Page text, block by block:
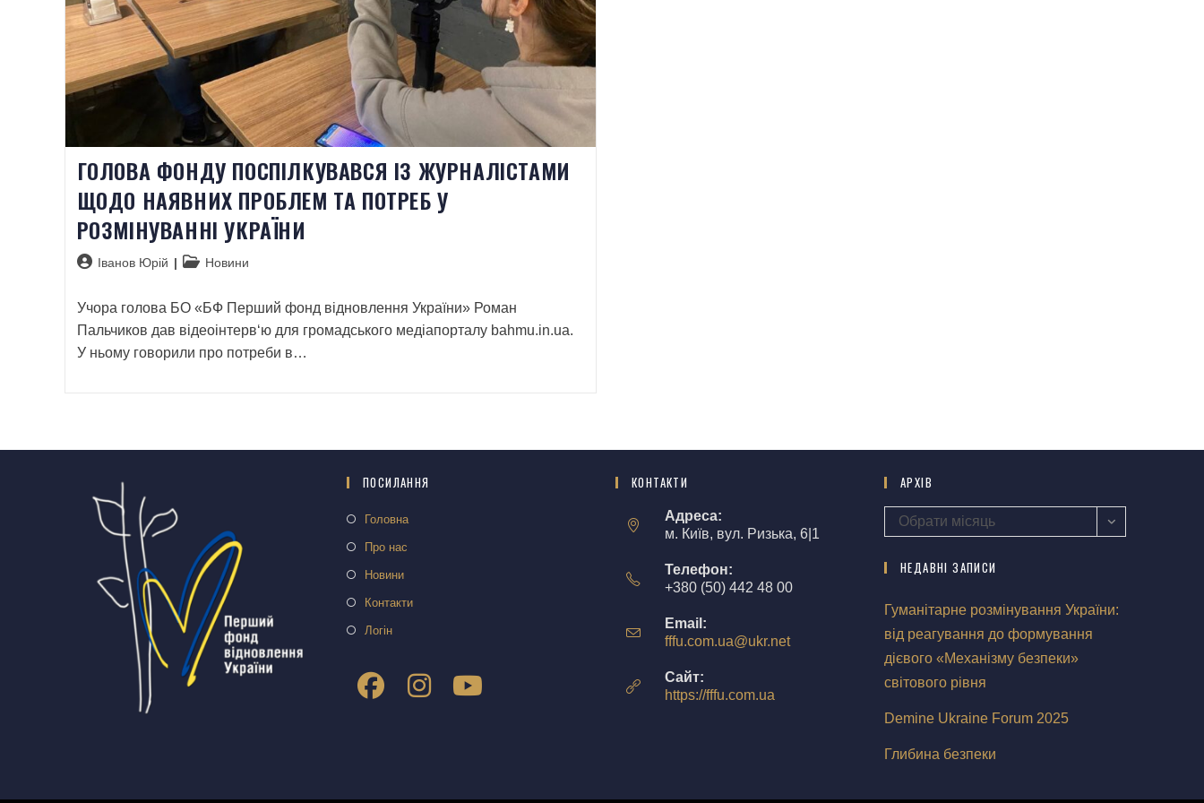
ГОЛОВА ФОНДУ ПОСПІЛКУВАВСЯ ІЗ ЖУРНАЛІСТАМИ
ЩОДО НАЯВНИХ ПРОБЛЕМ ТА ПОТРЕБ У
РОЗМІНУВАННІ УКРАЇНИ
Іванов Юрій Новини
Учора голова БО «БФ Перший фонд відновлення України» Роман
Пальчиков дав відеоінтерв‘ю для громадського медіапорталу bahmu.in.ua.
У ньому говорили про потреби в…
ПОСИЛАННЯ
Головна
Про нас
Новини
Контакти
Логін
КОНТАКТИ
Адреса:
м. Київ, вул. Ризька, 6|1
Телефон:
+380 (50) 442 48 00
Email:
fffu.com.ua@ukr.net
Сайт:
https://fffu.com.ua
АРХІВ
Обрати місяць
НЕДАВНІ ЗАПИСИ
Гуманітарне розмінування України:
від реагування до формування
дієвого «Механізму безпеки»
світового рівня
Demine Ukraine Forum 2025
Глибина безпеки